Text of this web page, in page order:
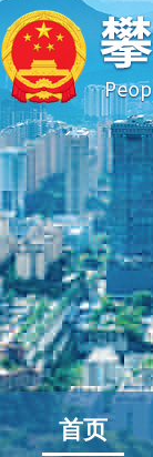
首页